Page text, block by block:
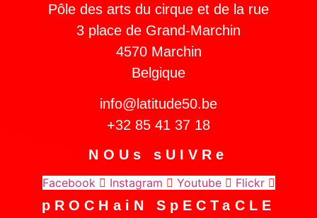
Pôle des arts du cirque et de la rue
3 place de Grand-Marchin
4570 Marchin
Belgique
info@latitude50.be
+32 85 41 37 18
NOUs sUIVRe
Facebook Instagram Youtube Flickr
pROCHaiN SpECTaCLE